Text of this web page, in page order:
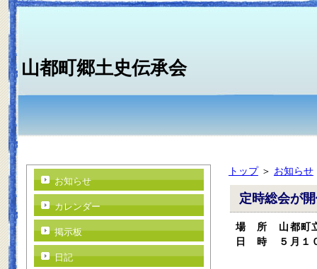
山都町郷土史伝承会
トップ＞ お知らせ
定時総会が
場 所 山都町
日 時 ５月１
お知らせ
カレンダー
掲示板
日記